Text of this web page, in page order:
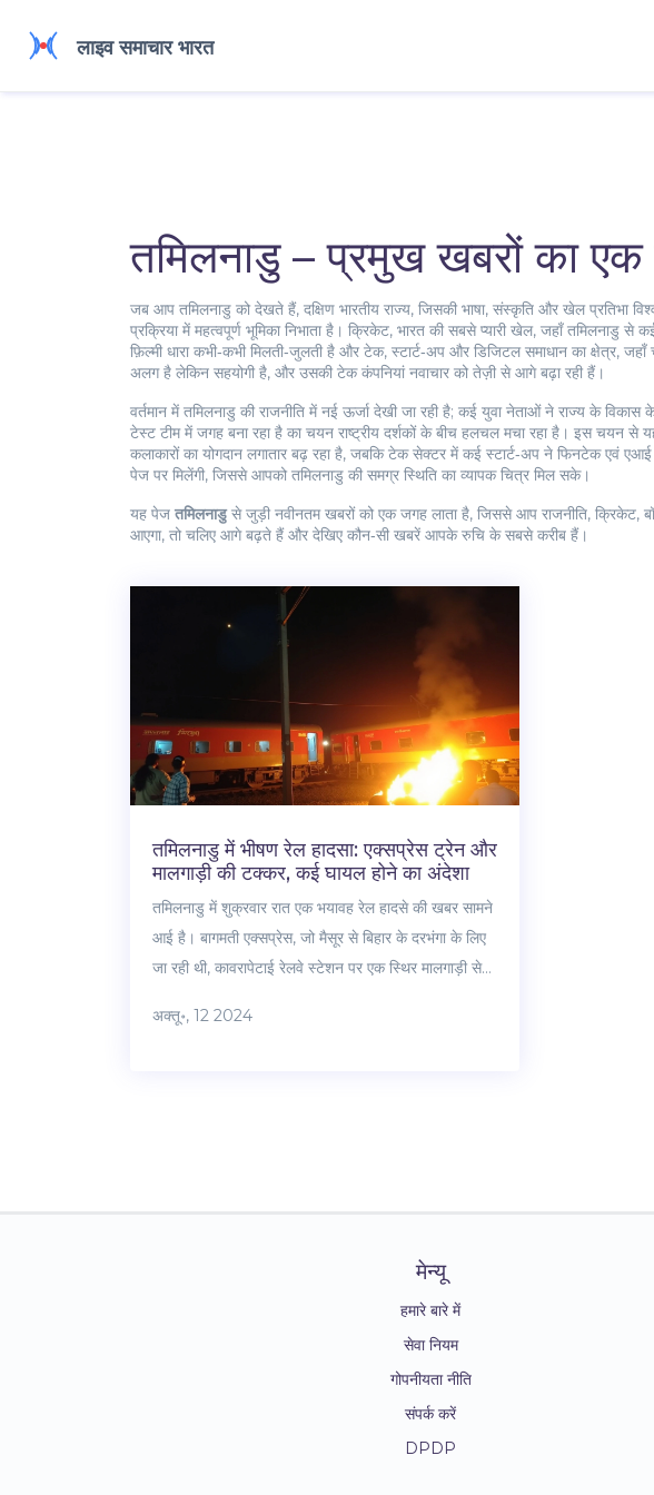
तमिलनाडु – प्रमुख खबरों का एक
जब आप तमिलनाडु को देखते हैं, दक्षिण भारतीय राज्य, जिसकी भाषा, संस्कृति और खेल प्रतिभा
प्रक्रिया में महत्वपूर्ण भूमिका निभाता है। क्रिकेट, भारत की सबसे प्यारी खेल, जहाँ तमिलनाडु से
फ़िल्मी धारा कभी‑कभी मिलती‑जुलती है और टेक, स्टार्ट‑अप और डिजिटल समाधान का क्षेत्र,
अलग है लेकिन सहयोगी है, और उसकी टेक कंपनियां नवाचार को तेज़ी से आगे बढ़ा रही हैं।
वर्तमान में तमिलनाडु की राजनीति में नई ऊर्जा देखी जा रही है; कई युवा नेताओं ने राज्य के
टेस्ट टीम में जगह बना रहा है का चयन राष्ट्रीय दर्शकों के बीच हलचल मचा रहा है। इस चयन से
कलाकारों का योगदान लगातार बढ़ रहा है, जबकि टेक सेक्टर में कई स्टार्ट‑अप ने फिनटेक एवं
पेज पर मिलेंगी, जिससे आपको तमिलनाडु की समग्र स्थिति का व्यापक चित्र मिल सके।
यह पेज तमिलनाडुसे जुड़ी नवीनतम खबरों को एक जगह लाता है, जिससे आप राजनीति,
आएगा, तो चलिए आगे बढ़ते हैं और देखिए कौन‑सी खबरें आपके रुचि के सबसे करीब हैं।
तमिलनाडु में भीषण रेल हादसा: एक्सप्रेस ट्रेन और
मालगाड़ी की टक्कर, कई घायल होने का अंदेशा
तमिलनाडु में शुक्रवार रात एक भयावह रेल हादसे की खबर सामने
आई है। बागमती एक्सप्रेस, जो मैसूर से बिहार के दरभंगा के लिए
जा रही थी, कावरापेटाई रेलवे स्टेशन पर एक स्थिर मालगाड़ी से
दो डिब्बे पटरी से उतर गए और कुछ डिब्बों में आग लग गई। इस
अक्तू॰, 12 2024
मेन्यू
हमारे बारे में
सेवा नियम
गोपनीयता नीति
संपर्क करें
DPDP